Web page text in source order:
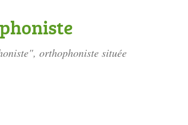
orthophoniste située